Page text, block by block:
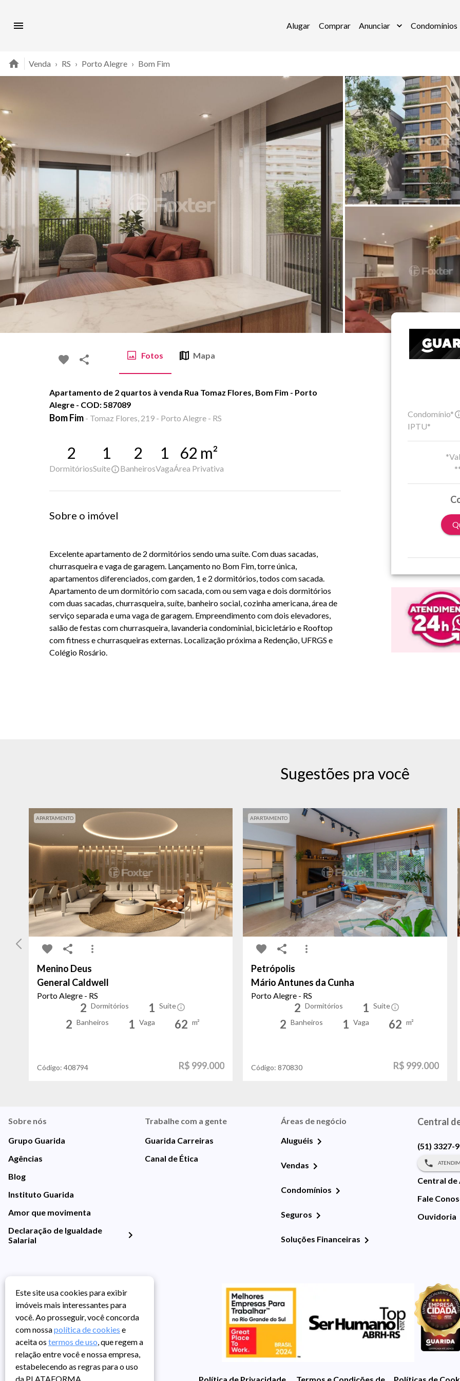
Alugar Comprar Anunciar Condomínios
Venda › RS › Porto Alegre › Bom Fim
Fotos Mapa
Apartamento de 2 quartos à venda Rua Tomaz Flores, Bom Fim - Porto
Alegre - COD: 587089
Bom Fim - Tomaz Flores, 219 - Porto Alegre - RS
2
Dormitórios
1
Suíte
2
Banheiros
1
Vaga
62 m²
Área Privativa
Sobre o imóvel
Excelente apartamento de 2 dormitórios sendo uma suíte. Com duas sacadas,
churrasqueira e vaga de garagem. Lançamento no Bom Fim, torre única,
apartamentos diferenciados, com garden, 1 e 2 dormitórios, todos com sacada.
Apartamento de um dormitório com sacada, com ou sem vaga e dois dormitórios
com duas sacadas, churrasqueira, suíte, banheiro social, cozinha americana, área de
serviço separada e uma vaga de garagem. Empreendimento com dois elevadores,
salão de festas com churrasqueira, lavanderia condominial, bicicletário e Rooftop
com fitness e churrasqueiras externas. Localização próxima a Redenção, UFRGS e
Colégio Rosário.
Condomínio*
IPTU*
Sugestões pra você
APARTAMENTO
Menino Deus
General Caldwell
Porto Alegre - RS
2 Dormitórios 1 Suíte
2 Banheiros 1 Vaga 62 m²
Código: 408794 R$ 999.000
APARTAMENTO
Petrópolis
Mário Antunes da Cunha
Porto Alegre - RS
2 Dormitórios 1 Suíte
2 Banheiros 1 Vaga 62 m²
Código:870830 R$ 999.000
Sobre nós
Grupo Guarida
Agências
Blog
Instituto Guarida
Amor que movimenta
Declaração de Igualdade
Salarial
Trabalhe com a gente
Guarida Carreiras
Canal de Ética
Áreas de negócio
Aluguéis
Vendas
Condomínios
Seguros
Soluções Financeiras
Central
(51) 3327-
Central de
Fale
Ouvidoria
Política de Privacidade Termos e Condições de UsoPolíticas de
Este site usa cookies para exibir
imóveis mais interessantes para
você. Ao prosseguir, você concorda
com nossapolítica de cookies e
aceita os termos de uso, que regem a
relação entre você e nossa empresa,
estabelecendo as regras para o uso
da PLATAFORMA.